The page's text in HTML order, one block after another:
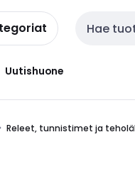
Haku
Uutishuone
Releet, tunnistimet ja